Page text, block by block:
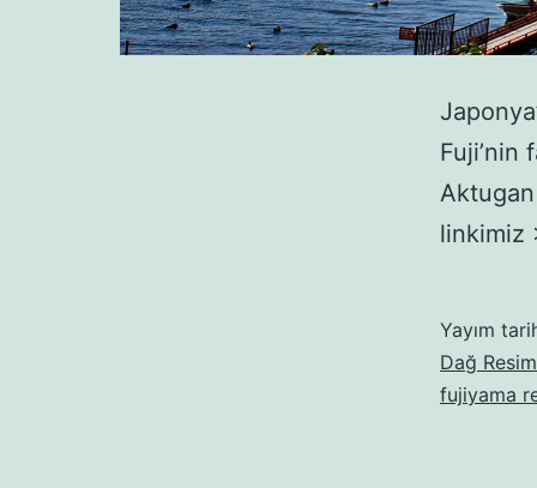
Fuji’nin
linkimiz
Yayım
Dağ
fujiyama